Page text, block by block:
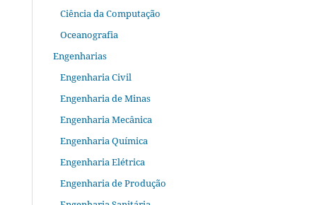
Ciência da Computação
Oceanografia
Engenharias
Engenharia Civil
Engenharia de Minas
Engenharia Mecânica
Engenharia Química
Engenharia Elétrica
Engenharia de Produção